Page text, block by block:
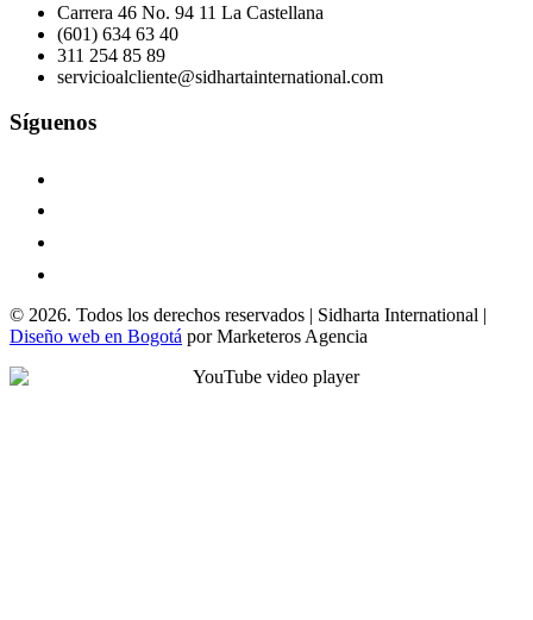
Carrera 46 No. 94 11 La Castellana
(601) 634 63 40
311 254 85 89
servicioalcliente@sidhartainternational.com
Síguenos
© 2026. Todos los derechos reservados | Sidharta International |
Diseño web en Bogotá por Marketeros Agencia